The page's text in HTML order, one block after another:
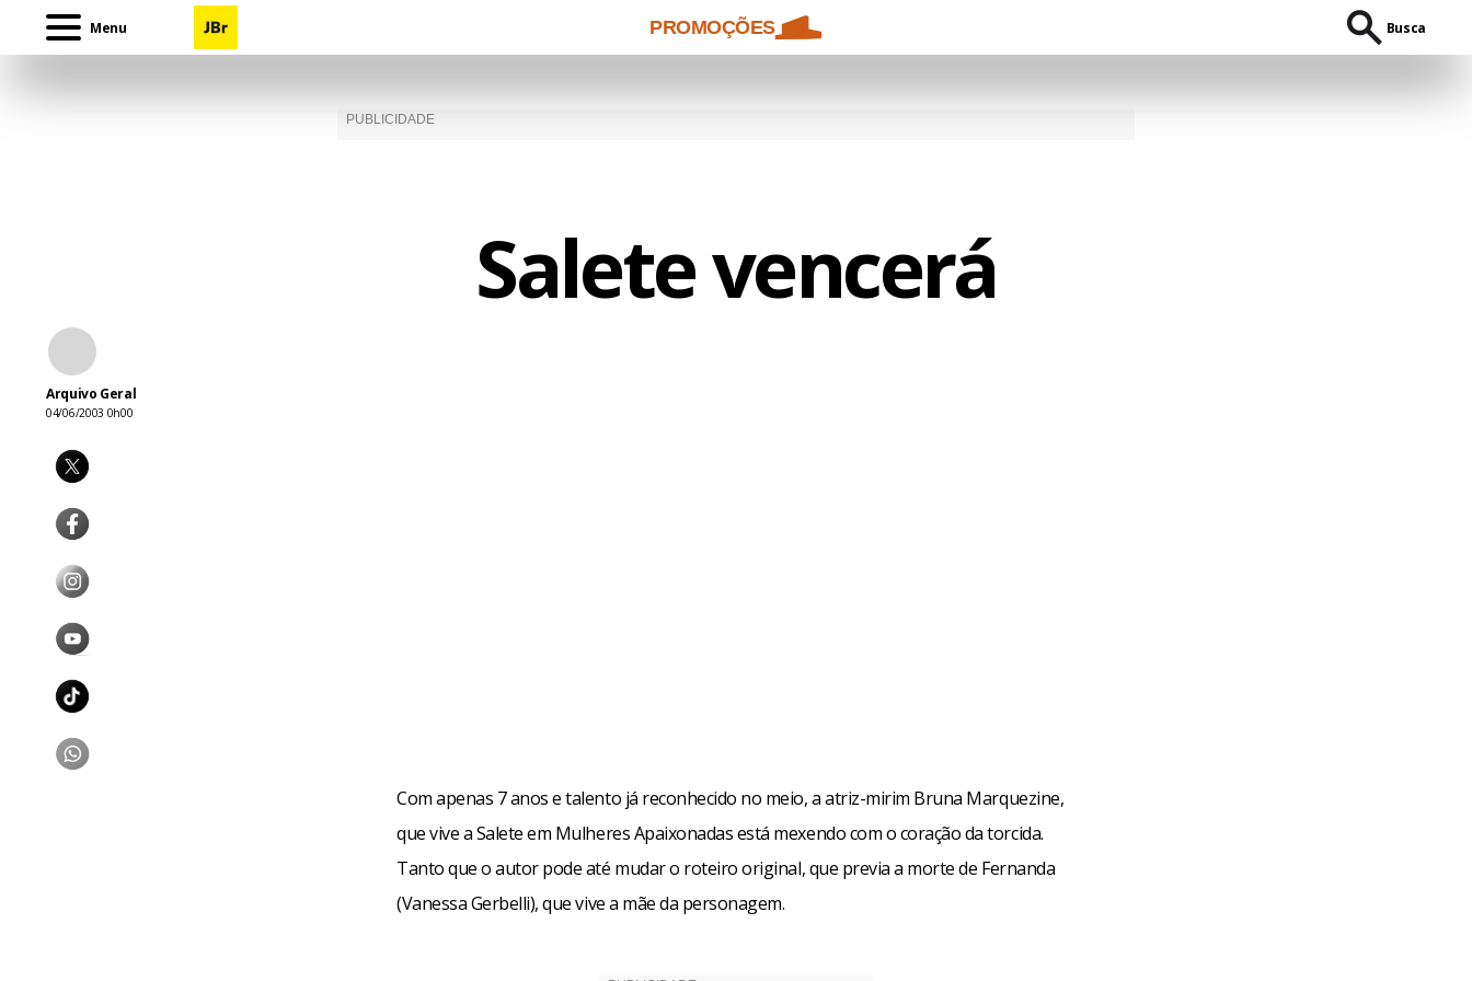
Menu PROMOÇÕES Busca
Salete vencerá
Arquivo Geral
04/06/2003 0h00
Com apenas 7 anos e talento já reconhecido no meio, a atriz-mirim Bruna Marquezine,
que vive a Salete em Mulheres Apaixonadas está mexendo com o coração da torcida.
Tanto que o autor pode até mudar o roteiro original, que previa a morte de Fernanda
(Vanessa Gerbelli), que vive a mãe da personagem.